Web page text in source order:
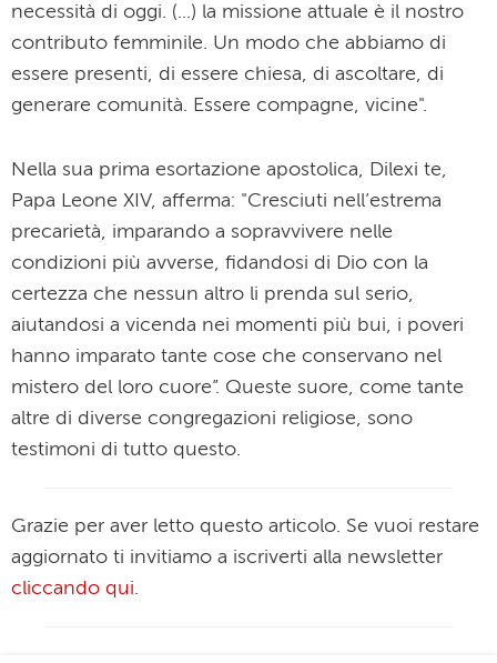
necessità di oggi. (...) la missione attuale è il nostro
contributo femminile. Un modo che abbiamo di
essere presenti, di essere chiesa, di ascoltare, di
generare comunità. Essere compagne, vicine".
Nella sua prima esortazione apostolica, Dilexi te,
Papa Leone XIV, afferma: "Cresciuti nell’estrema
precarietà, imparando a sopravvivere nelle
condizioni più avverse, fidandosi di Dio con la
certezza che nessun altro li prenda sul serio,
aiutandosi a vicenda nei momenti più bui, i poveri
hanno imparato tante cose che conservano nel
mistero del loro cuore”. Queste suore, come tante
altre di diverse congregazioni religiose, sono
testimoni di tutto questo.
Grazie per aver letto questo articolo. Se vuoi restare
aggiornato ti invitiamo a iscriverti alla newsletter
cliccando qui.